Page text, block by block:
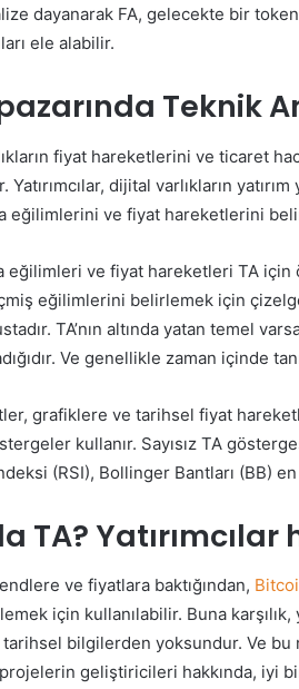
dayanarak FA, gelecekte bir
ele alabilir.
Teknik
fiyat hareketlerini ve ticaret
dijital varlıkların
eğilimlerini ve fiyat hareketlerini
eğilimleri ve fiyat hareketleri TA
eğilimlerini belirlemek için
TA’nın altında yatan temel
Ve genellikle zaman içinde
grafiklere ve tarihsel fiyat
kullanır. Sayısız TA
(RSI), Bollinger Bantları (BB)
TA?
ve fiyatlara baktığından,
için kullanılabilir. Buna
bilgilerden yoksundur. Ve
geliştiricileri hakkında, iyi